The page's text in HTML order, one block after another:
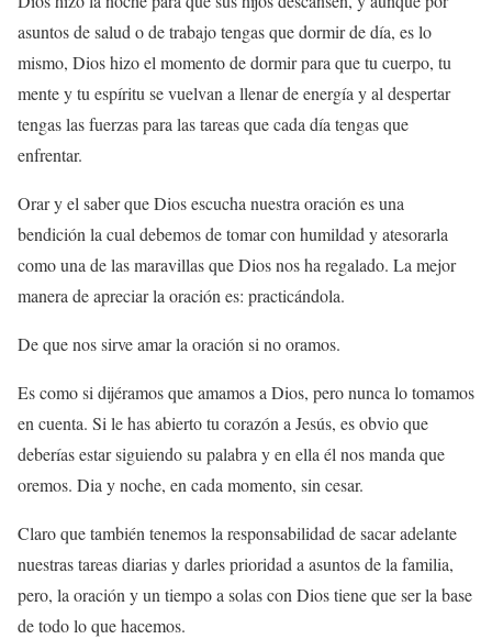
asuntos de salud o de trabajo tengas que dormir de día, es lo
mismo, Dios hizo el momento de dormir para que tu cuerpo, tu
mente y tu espíritu se vuelvan a llenar de energía y al despertar
tengas las fuerzas para las tareas que cada día tengas que
enfrentar.
Orar y el saber que Dios escucha nuestra oración es una
bendición la cual debemos de tomar con humildad y atesorarla
como una de las maravillas que Dios nos ha regalado. La mejor
manera de apreciar la oración es: practicándola.
De que nos sirve amar la oración si no oramos.
Es como si dijéramos que amamos a Dios, pero nunca lo tomamos
en cuenta. Si le has abierto tu corazón a Jesús, es obvio que
deberías estar siguiendo su palabra y en ella él nos manda que
oremos. Dia y noche, en cada momento, sin cesar.
Claro que también tenemos la responsabilidad de sacar adelante
nuestras tareas diarias y darles prioridad a asuntos de la familia,
pero, la oración y un tiempo a solas con Dios tiene que ser la base
de todo lo que hacemos.